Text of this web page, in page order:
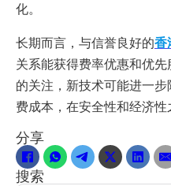
化。
长期而言，与信誉良好的香
关系能获得费率优惠和优
的关注，新技术可能进一
费成本，在安全性和经济性
分享
搜索